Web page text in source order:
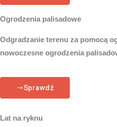
Ogrodzenia palisadowe
Odgradzanie terenu za pomocą
nowoczesne ogrodzenia
Sprawdź
Lat na ryknu